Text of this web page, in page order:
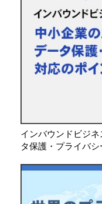
インバウンドビジ
タ保護・プライバ